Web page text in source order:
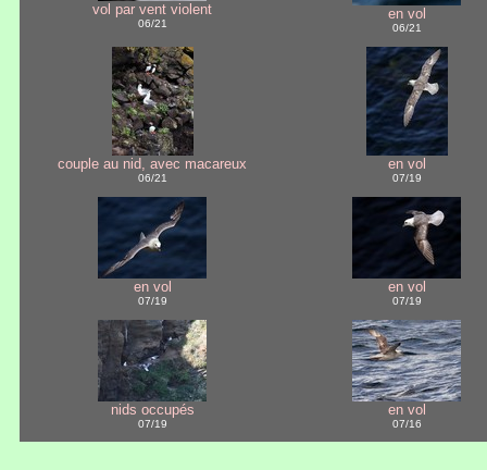
vol par vent violent
06/21
en vol
06/21
couple au nid, avec macareux
06/21
en vol
07/19
en vol
07/19
en vol
07/19
nids occupés
07/19
en vol
07/16